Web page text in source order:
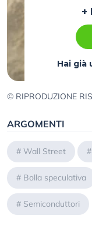
+
Hai già
© RIPRODUZIONE
ARGOMENTI
# Wall Street #
# Bolla speculativa
# Semiconduttori